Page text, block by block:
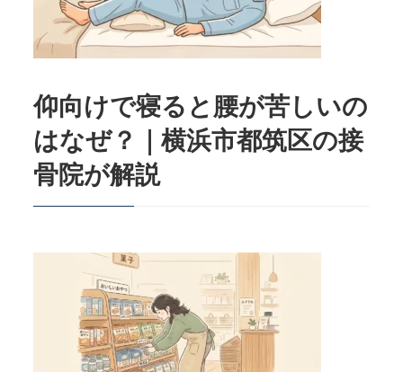
仰向けで寝ると腰が苦しいの
はなぜ？｜横浜市都筑区の接
骨院が解説